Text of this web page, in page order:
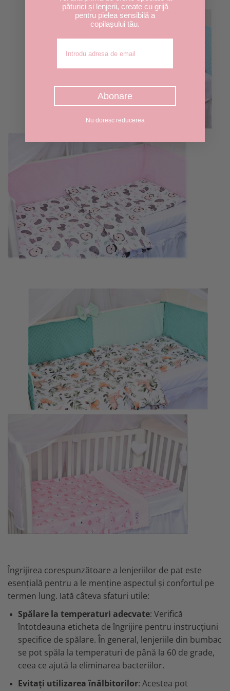
Îngrijirea corespunzătoare a lenjeriilor de pat este
esențială pentru a le menține aspectul și confortul pe
termen lung. Iată câteva sfaturi utile:
Spălare la temperaturi adecvate: Verifică
întotdeauna eticheta de îngrijire pentru instrucțiuni
specifice de spălare. În general, lenjeriile din bumbac
se pot spăla la temperaturi de până la 60 de grade,
ceea ce ajută la eliminarea bacteriilor.
Evitați utilizarea înălbitorilor: Acestea pot
păturici și lenjerii, create cu grijă
pentru pielea sensibilă a
copilașului tău.
Abonare
Nu doresc reducerea